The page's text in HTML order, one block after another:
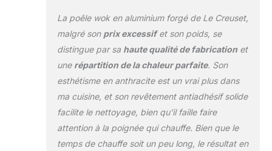
La poêle wok en aluminium forgé de Le Creuset,
malgré son prix excessifet son poids, se
distingue par sa haute qualité de fabricationet
une répartition de la chaleur parfaite. Son
esthétisme en anthracite est un vrai plus dans
ma cuisine, et son revêtement antiadhésif solide
facilite le nettoyage, bien qu’il faille faire
attention à la poignée qui chauffe. Bien que le
temps de chauffe soit un peu long, le résultat en